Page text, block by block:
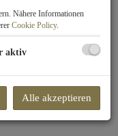
Nähere Informationen
Cookie Policy.
aktiv
Alle akzeptieren